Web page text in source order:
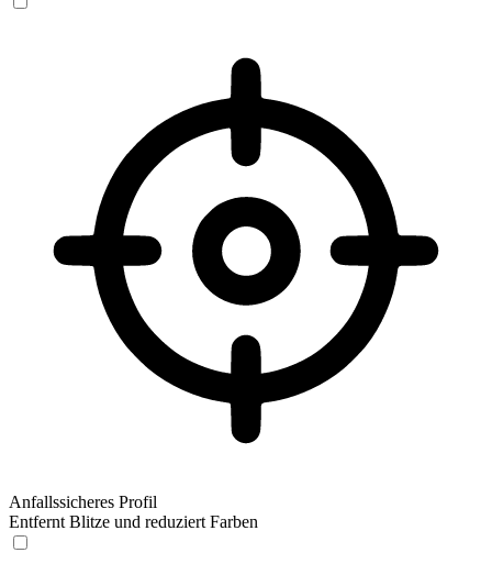
Anfallssicheres Profil
Entfernt Blitze und reduziert Farben